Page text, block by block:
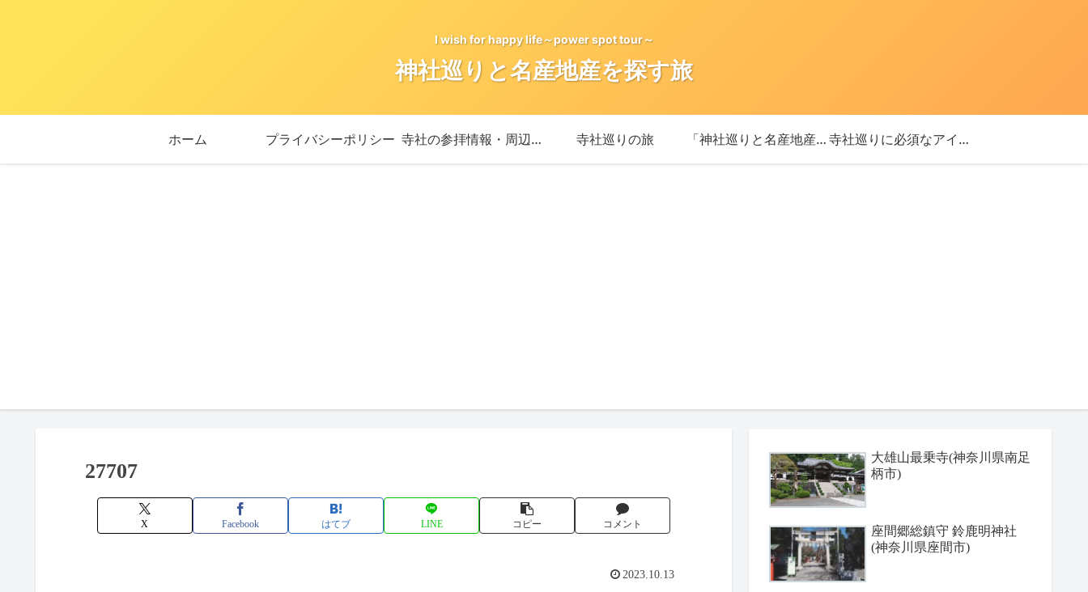
I wish for happy life～power spot tour～
神社巡りと名産地産を探す旅
ホーム プライバシーポリシー 寺社の参拝情報・周辺情報 寺社巡りの旅 「神社巡りと名産地産を探す旅」ブログ始めました！ 寺社巡りに必須なアイテム
27707
X Facebook はてブ LINE コピー コメント
2023.10.13
大雄山最乗寺(神奈川県南足
柄市)
座間郷総鎮守 鈴鹿明神社
(神奈川県座間市)